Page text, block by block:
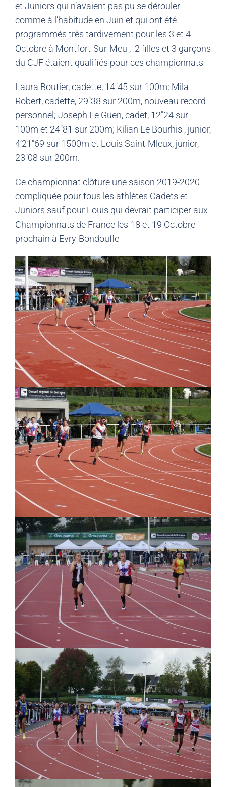
et Juniors qui n’avaient pas pu se dérouler
comme à l’habitude en Juin et qui ont été
programmés très tardivement pour les 3 et 4
Octobre à Montfort-Sur-Meu , 2 filles et 3 garçons
du CJF étaient qualifiés pour ces championnats
Laura Boutier, cadette, 14″45 sur 100m; Mila
Robert, cadette, 29″38 sur 200m, nouveau record
personnel; Joseph Le Guen, cadet, 12″24 sur
100m et 24″81 sur 200m; Kilian Le Bourhis , junior,
4’21″69 sur 1500m et Louis Saint-Mleux, junior,
23″08 sur 200m.
Ce championnat clôture une saison 2019-2020
compliquée pour tous les athlètes Cadets et
Juniors sauf pour Louis qui devrait participer aux
Championnats de France les 18 et 19 Octobre
prochain à Evry-Bondoufle